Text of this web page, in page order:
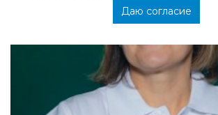
Даю согласие